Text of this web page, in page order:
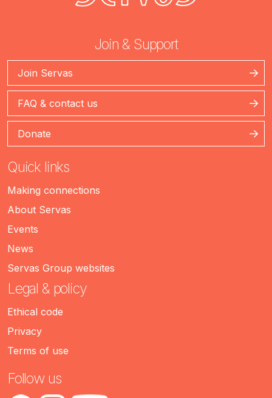
Join & Support
Join Servas
FAQ & contact us
Donate
Quick links
Making connections
About Servas
Events
News
Servas Group websites
Legal & policy
Ethical code
Privacy
Terms of use
Follow us